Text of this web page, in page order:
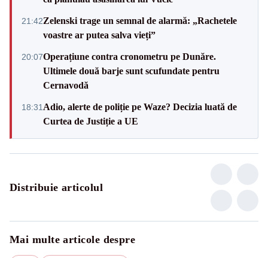
21:42Zelenski trage un semnal de alarmă: „Rachetele
voastre ar putea salva vieți”
20:07Operațiune contra cronometru pe Dunăre.
Ultimele două barje sunt scufundate pentru
Cernavodă
18:31 Adio, alerte de poliție pe Waze? Decizia luată de
Curtea de Justiție a UE
Distribuie articolul
Mai multe articole despre